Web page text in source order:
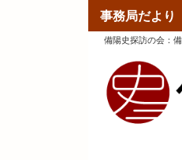
事務局だより
備陽史探訪の会 ：